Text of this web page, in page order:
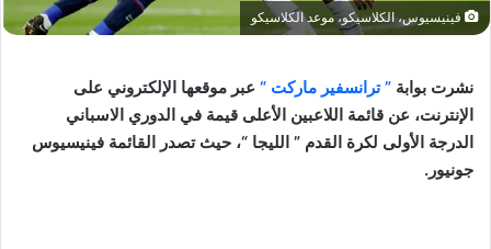
فينيسيوس، الكلاسيكو، موعد الكلاسيكو
نشرت بوابة ” ترانسفير ماركت “ عبر موقعها الإلكتروني على
الإنترنت، عن قائمة اللاعبين الأعلى قيمة في الدوري الاسباني
الدرجة الأولى لكرة القدم ” الليجا “، حيث تصدر القائمة فينيسيوس
جونيور.